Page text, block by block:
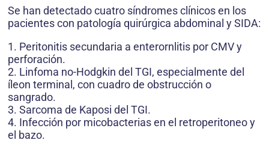
Se han detectado cuatro síndromes clínicos en los
pacientes con patología quirúrgica abdominal y SIDA:
1. Peritonitis secundaria a enterornlitis por CMV y
perforación.
2. Linfoma no-Hodgkin del TGI, especialmente del
íleon terminal, con cuadro de obstrucción o
sangrado.
3. Sarcoma de Kaposi del TGI.
4. Infección por micobacterias en el retroperitoneo y
el bazo.